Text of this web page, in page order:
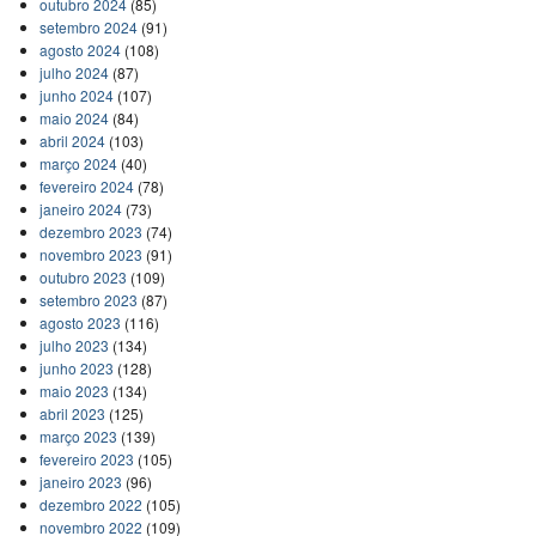
outubro 2024(85)
setembro 2024(91)
agosto 2024(108)
julho 2024(87)
junho 2024(107)
maio 2024(84)
abril 2024(103)
março 2024(40)
fevereiro 2024(78)
janeiro 2024(73)
dezembro 2023 (74)
novembro 2023 (91)
outubro 2023 (109)
setembro 2023 (87)
agosto 2023 (116)
julho 2023 (134)
junho 2023 (128)
maio 2023 (134)
abril 2023 (125)
março 2023 (139)
fevereiro 2023 (105)
janeiro 2023 (96)
dezembro 2022 (105)
novembro 2022 (109)